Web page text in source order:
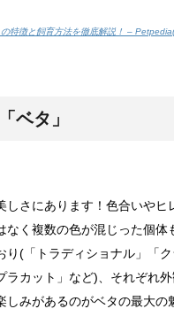
るような、自慢したいほどおし
を聴いて集中する方法！
特徴と飼育方法を徹底解説！ –
ベタ」
さにあります！色合いやヒ
く複数の色が混じった個体
り(「トラディショナル」「
カット」など)、それぞれ外
みがあるのがベタの最大の